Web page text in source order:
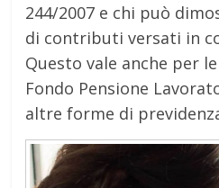
244/2007 e chi può
di contributi versati in
Questo vale anche per
Fondo Pensione
altre forme di